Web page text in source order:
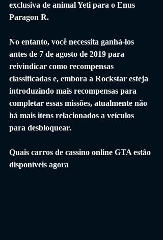
exclusiva de animal Yeti para o Enus
Paragon R.
No entanto, você necessita ganhá-los
antes de 7 de agosto de 2019 para
reivindicar como recompensas
classificadas e, embora a Rockstar esteja
introduzindo mais recompensas para
completar essas missões, atualmente não
há mais itens relacionados a veículos
para desbloquear.
Quais carros de cassino online GTA estão
disponíveis agora